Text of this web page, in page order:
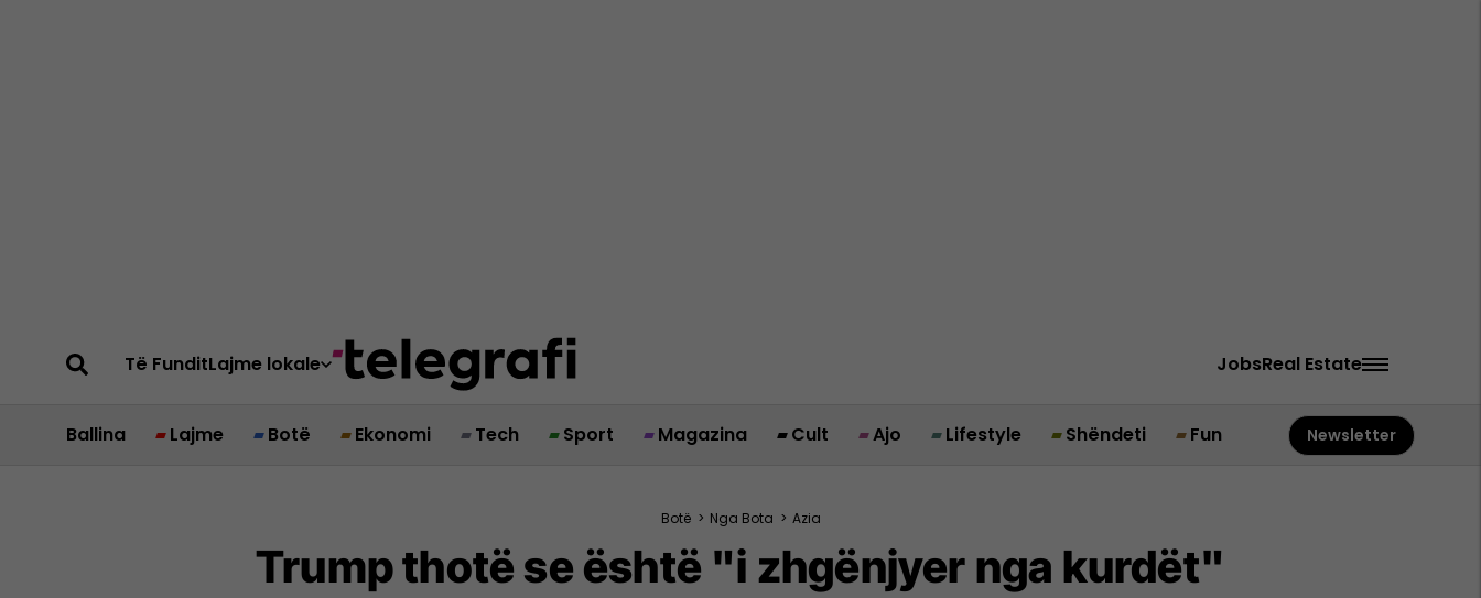
Të FunditLajme lokale JobsReal Estate
Ballina Lajme Botë Ekonomi Tech Sport Magazina Cult Ajo Lifestyle Shëndeti Fun Newsletter
Botë > Nga Bota > Azia
Trump thotë se është "i zhgënjyer nga kurdët"